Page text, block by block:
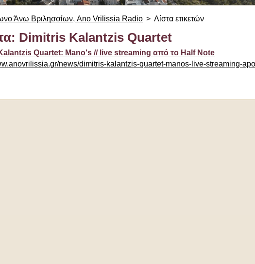
Άνω Βριλησσίων, Ano Vrilissia Radio > Λίστα ετικετών
Dimitris Kalantzis Quartet
Quartet: Mano's // live streaming από το Half Note
news/dimitris-kalantzis-quartet-manos-live-streaming-